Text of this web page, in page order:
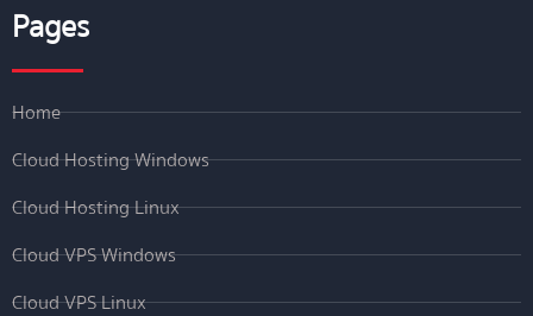
Pages
Home
Cloud Hosting Windows
Cloud Hosting Linux
Cloud VPS Windows
Cloud VPS Linux